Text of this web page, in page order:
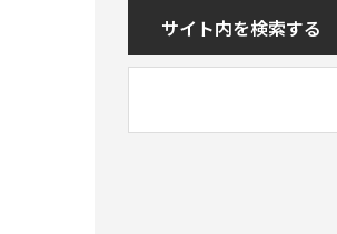
サイト内を検索する